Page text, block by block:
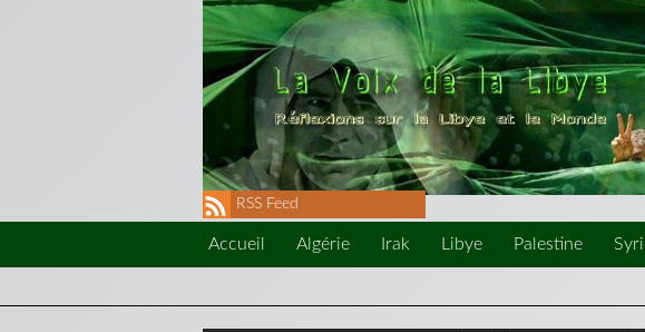
RSS Feed
Accueil Algérie Irak Libye Palestine